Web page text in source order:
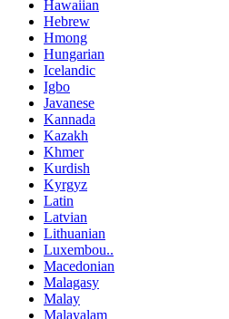
Hawaiian
Hebrew
Hmong
Hungarian
Icelandic
Igbo
Javanese
Kannada
Kazakh
Khmer
Kurdish
Kyrgyz
Latin
Latvian
Lithuanian
Luxembou..
Macedonian
Malagasy
Malay
Malayalam